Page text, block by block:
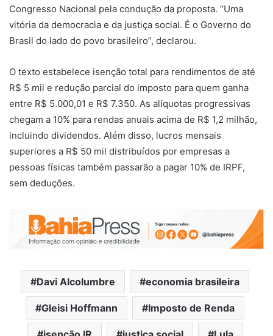
Congresso Nacional pela condução da proposta. “Uma
vitória da democracia e da justiça social. É o Governo do
Brasil do lado do povo brasileiro”, declarou.
O texto estabelece isenção total para rendimentos de até
R$ 5 mil e redução parcial do imposto para quem ganha
entre R$ 5.000,01 e R$ 7.350. As alíquotas progressivas
chegam a 10% para rendas anuais acima de R$ 1,2 milhão,
incluindo dividendos. Além disso, lucros mensais
superiores a R$ 50 mil distribuídos por empresas a
pessoas físicas também passarão a pagar 10% de IRPF,
sem deduções.
Davi Alcolumbre economia brasileira
Gleisi Hoffmann Imposto de Renda